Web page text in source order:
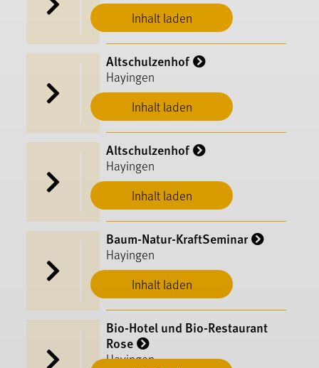
Inhalt laden
Inhalt laden
Altschulzenhof
Hayingen
Inhalt laden
Altschulzenhof
Hayingen
Inhalt laden
Baum-Natur-KraftSeminar
Hayingen
Bio-Hotel und Bio-Restaurant
Rose
Hayingen